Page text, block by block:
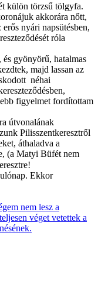
külön törzsű tölgyfa.
akkorára nőtt,
nyári napsütésben,
róla
gyönyörű, hatalmas
majd lassan az
néhai
figyelmet fordítottam
útvonalának
Pilisszentkeresztről
áthaladva a
(a Matyi Büfét nem
Ekkor
nem lesz a
véget vetettek a